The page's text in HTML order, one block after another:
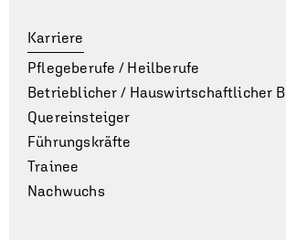
Karriere
Pflegeberufe / Heilberufe
Betrieblicher / Hauswirt­schaft­lich­er
Quereinsteiger
Führungskräfte
Trainee
Nachwuchs